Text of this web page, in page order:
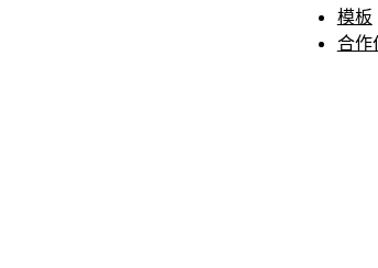
模板
合作